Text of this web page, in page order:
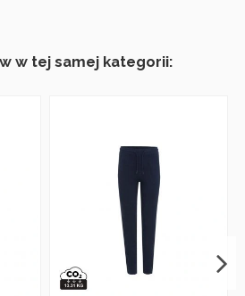
w tej samej kategorii: